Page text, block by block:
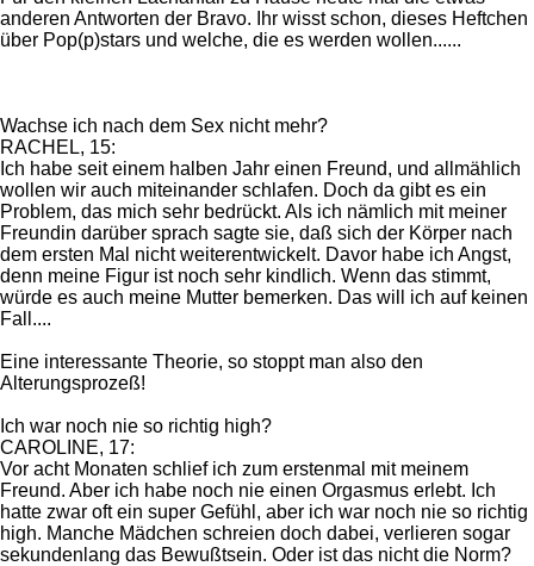
anderen Antworten der Bravo. Ihr wisst schon, dieses Heftchen
über Pop(p)stars und welche, die es werden wollen......
Wachse ich nach dem Sex nicht mehr?
RACHEL, 15:
Ich habe seit einem halben Jahr einen Freund, und allmählich
wollen wir auch miteinander schlafen. Doch da gibt es ein
Problem, das mich sehr bedrückt. Als ich nämlich mit meiner
Freundin darüber sprach sagte sie, daß sich der Körper nach
dem ersten Mal nicht weiterentwickelt. Davor habe ich Angst,
denn meine Figur ist noch sehr kindlich. Wenn das stimmt,
würde es auch meine Mutter bemerken. Das will ich auf keinen
Fall....
Eine interessante Theorie, so stoppt man also den
Alterungsprozeß!
Ich war noch nie so richtig high?
CAROLINE, 17:
Vor acht Monaten schlief ich zum erstenmal mit meinem
Freund. Aber ich habe noch nie einen Orgasmus erlebt. Ich
hatte zwar oft ein super Gefühl, aber ich war noch nie so richtig
high. Manche Mädchen schreien doch dabei, verlieren sogar
sekundenlang das Bewußtsein. Oder ist das nicht die Norm?